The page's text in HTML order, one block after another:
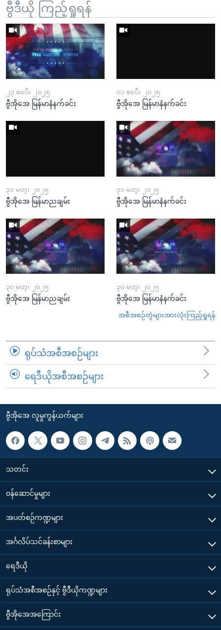
ဗွီဒီယို ကြည့်ရှုရန်
၂၃ ဧၿပီ၊ ၂၀၂၅
ဗွီအိုအေ မြန်မာနံနက်ခင်း
၀၁ ဧၿပီ၊ ၂၀၂၅
ဗွီအိုအေ မြန်မာနံနက်ခင်း
၃၁ မတ္၊ ၂၀၂၅
ဗွီအိုအေ မြန်မာညချမ်း
၃၁ မတ္၊ ၂၀၂၅
ဗွီအိုအေ မြန်မာနံနက်ခင်း
၃၀ မတ္၊ ၂၀၂၅
ဗွီအိုအေ မြန်မာညချမ်း
၃၀ မတ္၊ ၂၀၂၅
ဗွီအိုအေ မြန်မာနံနက်ခင်း
အစီအစဉ်တွဲများအားလုံးကြည့်ရှုရန်
ရုပ်သံအစီအစဉ်များ
ရေဒီယိုအစီအစဉ်များ
ဗွီအိုအေ လူမှုကွန်ယက်များ
သတင်း
၀န်ဆောင်မှုများ
အပတ်စဉ်ကဏ္ဍများ
အင်္ဂလိပ်သင်ခန်းစာများ
ရေဒီယို
ရုပ်သံအစီအစဉ်နှင့် ဗွီဒီယိုကဏ္ဍများ
ဗွီအိုအေအကြောင်း